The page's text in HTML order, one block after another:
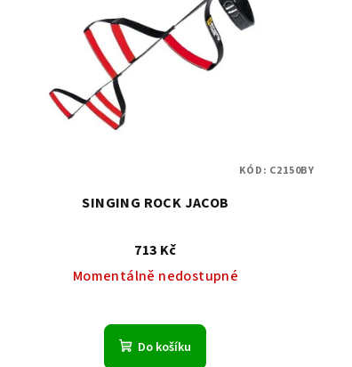
SINGING ROCK JACOB
713 Kč
Momentálně nedostupné
Do košíku
KÓD: C2150BY